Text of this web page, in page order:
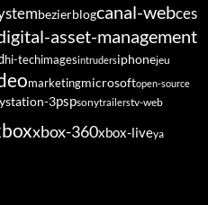
bezierblogcanal-webces
asset-management
hi-techimagesintrudersiphonejeu
marketingmicrosoftopen-source
3pspsonytrailerstv-web
xbox-360xbox-liveya